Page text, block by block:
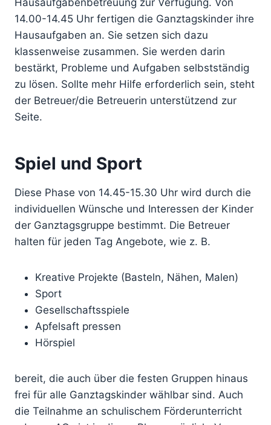
Hausaufgabenbetreuung zur Verfügung. Von
14.00-14.45 Uhr fertigen die Ganztagskinder ihre
Hausaufgaben an. Sie setzen sich dazu
klassenweise zusammen. Sie werden darin
bestärkt, Probleme und Aufgaben selbstständig
zu lösen. Sollte mehr Hilfe erforderlich sein, steht
der Betreuer/die Betreuerin unterstützend zur
Seite.
Spiel und Sport
Diese Phase von 14.45-15.30 Uhr wird durch die
individuellen Wünsche und Interessen der Kinder
der Ganztagsgruppe bestimmt. Die Betreuer
halten für jeden Tag Angebote, wie z. B.
Kreative Projekte (Basteln, Nähen, Malen)
Sport
Gesellschaftsspiele
Apfelsaft pressen
Hörspiel
bereit, die auch über die festen Gruppen hinaus
frei für alle Ganztagskinder wählbar sind. Auch
die Teilnahme an schulischem Förderunterricht